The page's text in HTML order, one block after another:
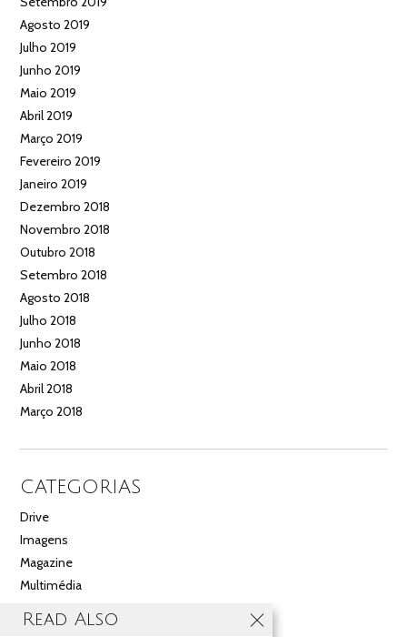
Agosto 2019
Julho 2019
Junho 2019
Maio 2019
Abril 2019
Março 2019
Fevereiro 2019
Janeiro 2019
Dezembro 2018
Novembro 2018
Outubro 2018
Setembro 2018
Agosto 2018
Julho 2018
Junho 2018
Maio 2018
Abril 2018
Março 2018
CATEGORIAS
Drive
Imagens
Magazine
Multimédia
Salão
Read Also